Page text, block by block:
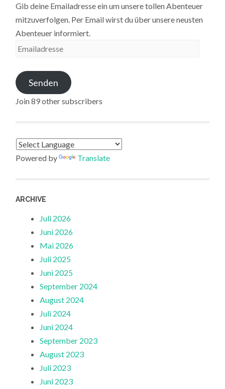
Gib deine Emailadresse ein um unsere tollen Abenteuer
mitzuverfolgen. Per Email wirst du über unsere neusten
Abenteuer informiert.
Emailadresse
Senden
Join 89 other subscribers
Powered by Translate
ARCHIVE
Juli 2026
Juni 2026
Mai 2026
Juli 2025
Juni 2025
September 2024
August 2024
Juli 2024
Juni 2024
September 2023
August 2023
Juli 2023
Juni 2023